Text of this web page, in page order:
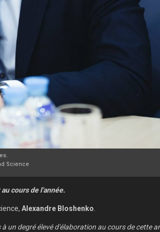
Science
cours de l'année.
Alexandre Bloshenko.
un degré élevé d'élaboration au cours de cette